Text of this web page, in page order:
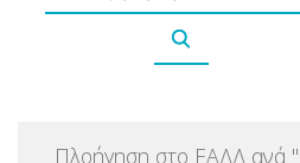
Πλοήγηση στο ΕΑΔΔ ανά "